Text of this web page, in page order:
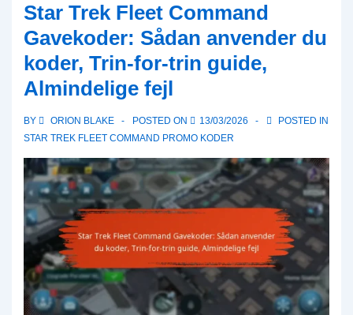
Star Trek Fleet Command
Gavekoder: Sådan anvender du
koder, Trin-for-trin guide,
Almindelige fejl
BY ORION BLAKE POSTED ON 13/03/2026
POSTED IN
STAR TREK FLEET COMMAND PROMO KODER